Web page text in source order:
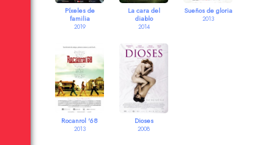
Píxeles de
familia
2019
La cara del
diablo
2014
Sueños de gloria
2013
Rocanrol '68
2013
Dioses
2008